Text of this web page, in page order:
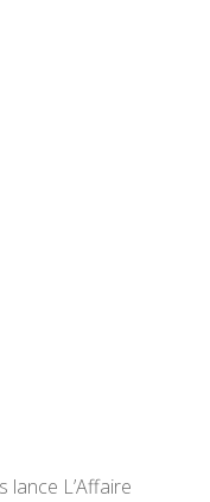
lance L’Affaire